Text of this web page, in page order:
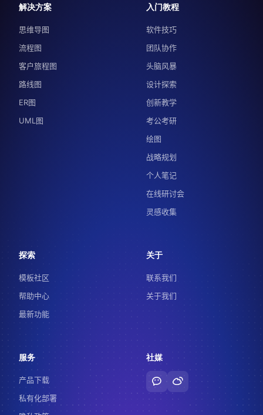
解决方案
思维导图
流程图
客户旅程图
路线图
ER图
UML图
入门教程
软件技巧
团队协作
头脑风暴
设计探索
创新教学
考公考研
绘图
战略规划
个人笔记
在线研讨会
灵感收集
探索
模板社区
帮助中心
最新功能
关于
联系我们
关于我们
服务
产品下载
私有化部署
社媒